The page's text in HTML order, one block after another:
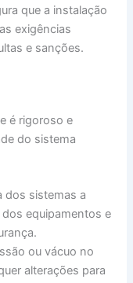
que a instalação
exigências
e sanções.
é rigoroso e
do sistema
dos sistemas a
equipamentos e
ou vácuo no
alterações para